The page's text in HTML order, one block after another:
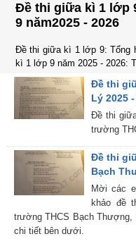
Đề thi giữa kì 1 lớp
9 năm2025 - 2026
Đề thi giữa kì 1 lớp 9: Tổng
kì 1 lớp 9 năm 2025 - 2026:
Đề thi
Lý 2025
Đề thi
trường
Đề thi
Bạch
Mời các
khảo đề
trường THCS Bạch Thượng,
chi tiết bên dưới.